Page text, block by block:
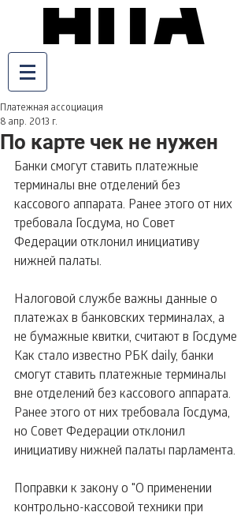
По карте чек не нужен
Платежная ассоциация
8 апр. 2013 г.
Банки смогут ставить платежные
терминалы вне отделений без
кассового аппарата. Ранее этого от них
требовала Госдума, но Совет
Федерации отклонил инициативу
нижней палаты.
Налоговой службе важны данные о
платежах в банковских терминалах, а
не бумажные квитки, считают в Госдуме
Как стало известно РБК daily, банки
смогут ставить платежные терминалы
вне отделений без кассового аппарата.
Ранее этого от них требовала Госдума,
но Совет Федерации отклонил
инициативу нижней палаты парламента.
Поправки к закону о "О применении
контрольно-кассовой техники при